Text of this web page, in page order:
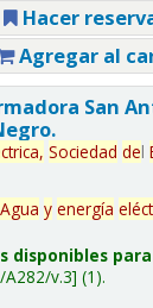
Hacer
Agregar al
San
Sociedad del
Agua y energía
disponibles
A282/v.3 (1).